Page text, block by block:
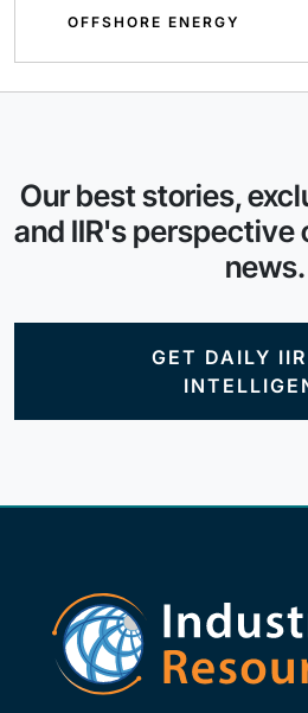
OFFSHORE ENERGY
Our best stories,
and IIR's perspective
news.
GET DAILY